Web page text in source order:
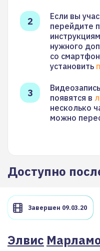
Если вы
перейдите
нужного
со
установить
появятся в
несколько
можно
Доступно
Завершен 09.03.20
Элвис